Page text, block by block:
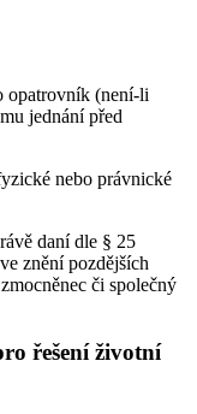
opatrovník (není-li
jednání před
nebo právnické
daní dle § 25
znění pozdějších
či společný
řešení životní